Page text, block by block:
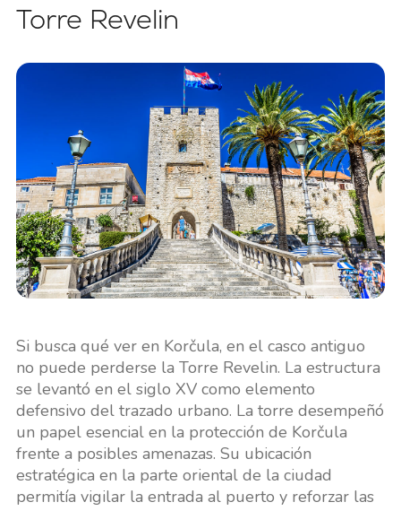
Torre Revelin
Si busca qué ver en Korčula, en el casco antiguo
no puede perderse la Torre Revelin. La estructura
se levantó en el siglo XV como elemento
defensivo del trazado urbano. La torre desempeñó
un papel esencial en la protección de Korčula
frente a posibles amenazas. Su ubicación
estratégica en la parte oriental de la ciudad
permitía vigilar la entrada al puerto y reforzar las